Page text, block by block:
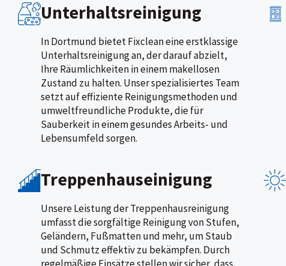
Unterhaltsreinigung
In Dortmund bietet Fixclean eine erstklassige
Unterhaltsreinigung an, der darauf abzielt,
Ihre Räumlichkeiten in einem makellosen
Zustand zu halten. Unser spezialisiertes Team
setzt auf effiziente Reinigungsmethoden und
umweltfreundliche Produkte, die für
Sauberkeit in einem gesundes Arbeits- und
Lebensumfeld sorgen.
Treppenhauseinigung
Unsere Leistung der Treppenhausreinigung
umfasst die sorgfältige Reinigung von Stufen,
Geländern, Fußmatten und mehr, um Staub
und Schmutz effektiv zu bekämpfen. Durch
regelmäßige Einsätze stellen wir sicher, dass